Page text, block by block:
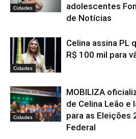
Cidades
adolescentes
de Notícias
Cidades
Celina assina PL
R$ 100 mil para
Cidades
MOBILIZA
de Celina Leão e
para as Eleições
Federal